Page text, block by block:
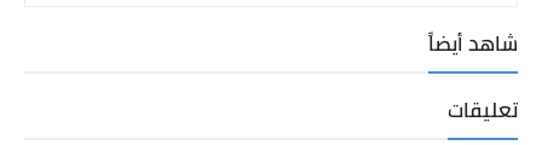
شاهد أيضاً
تعليقات